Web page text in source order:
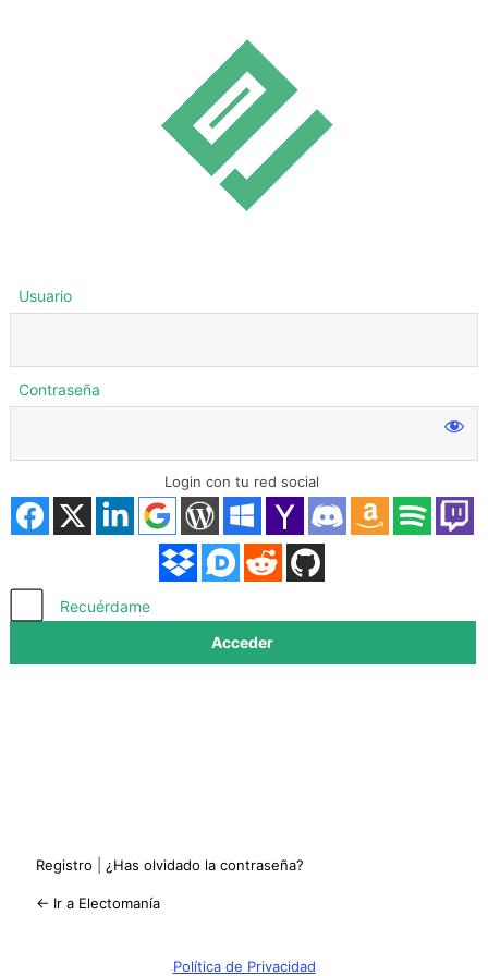
Acceder
Usuario
Contraseña
Login con tu red social
Recuérdame
Registro ¿Has olvidado la contraseña?
← Ir a Electomanía
Política de Privacidad